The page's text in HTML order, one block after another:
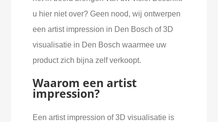
u hier niet over? Geen nood, wij ontwerpen
een artist impression in Den Bosch of 3D
visualisatie in Den Bosch waarmee uw
product zich bijna zelf verkoopt.
Waarom een artist
impression?
Een artist impression of 3D visualisatie is